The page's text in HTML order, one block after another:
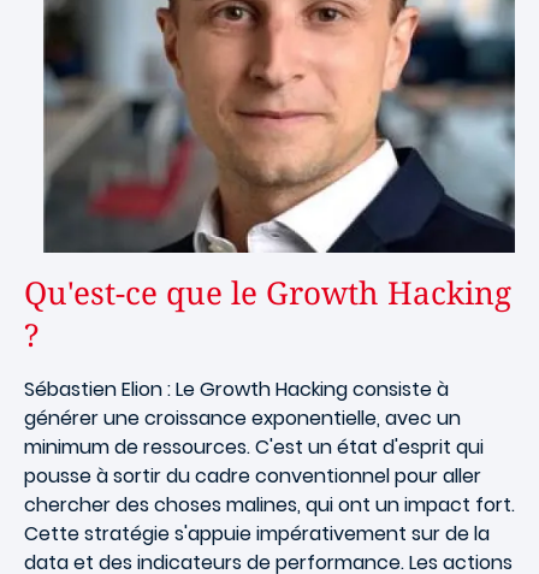
Qu'est-ce que le Growth Hacking
?
Sébastien Elion : Le Growth Hacking consiste à
générer une croissance exponentielle, avec un
minimum de ressources. C'est un état d'esprit qui
pousse à sortir du cadre conventionnel pour aller
chercher des choses malines, qui ont un impact fort.
Cette stratégie s'appuie impérativement sur de la
data et des indicateurs de performance. Les actions